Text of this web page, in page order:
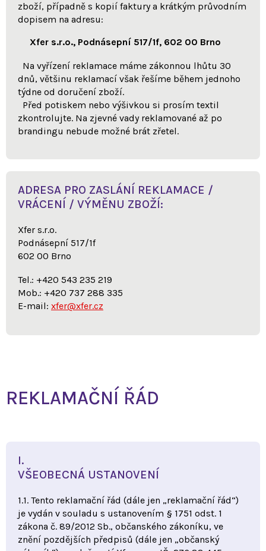
zboží, případně s kopií faktury a krátkým průvodním
dopisem na adresu:
Xfer s.r.o., Podnásepní 517/1f, 602 00 Brno
Na vyřízení reklamace máme zákonnou lhůtu 30
dnů, většinu reklamací však řešíme během jednoho
týdne od doručení zboží.
Před potiskem nebo výšivkou si prosím textil
zkontrolujte. Na zjevné vady reklamované až po
brandingu nebude možné brát zřetel.
ADRESA PRO ZASLÁNÍ REKLAMACE /
VRÁCENÍ / VÝMĚNU ZBOŽÍ:
Xfer s.r.o.
Podnásepní 517/1f
602 00 Brno
Tel.: +420 543 235 219
Mob.: +420 737 288 335
E-mail: xfer@xfer.cz
REKLAMAČNÍ ŘÁD
I.
VŠEOBECNÁ USTANOVENÍ
1.1. Tento reklamační řád (dále jen „reklamační řád“)
je vydán v souladu s ustanovením § 1751 odst. 1
zákona č. 89/2012 Sb., občanského zákoníku, ve
znění pozdějších předpisů (dále jen „občanský